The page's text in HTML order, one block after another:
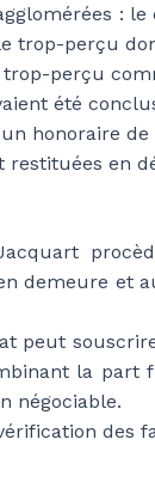
:
trop-perçu
perçu
été
honoraire
restituées en
demeure et
peut
la part
négociable.
des